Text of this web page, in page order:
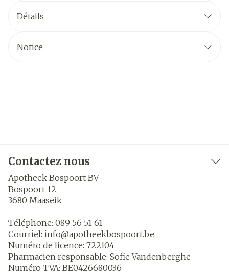
Détails
Notice
Contactez nous
Apotheek Bospoort BV
Bospoort 12
3680 Maaseik
Téléphone: 089 56 51 61
Courriel: info@apotheekbospoort.be
Numéro de licence: 722104
Pharmacien responsable: Sofie Vandenberghe
Numéro TVA: BE0426680036